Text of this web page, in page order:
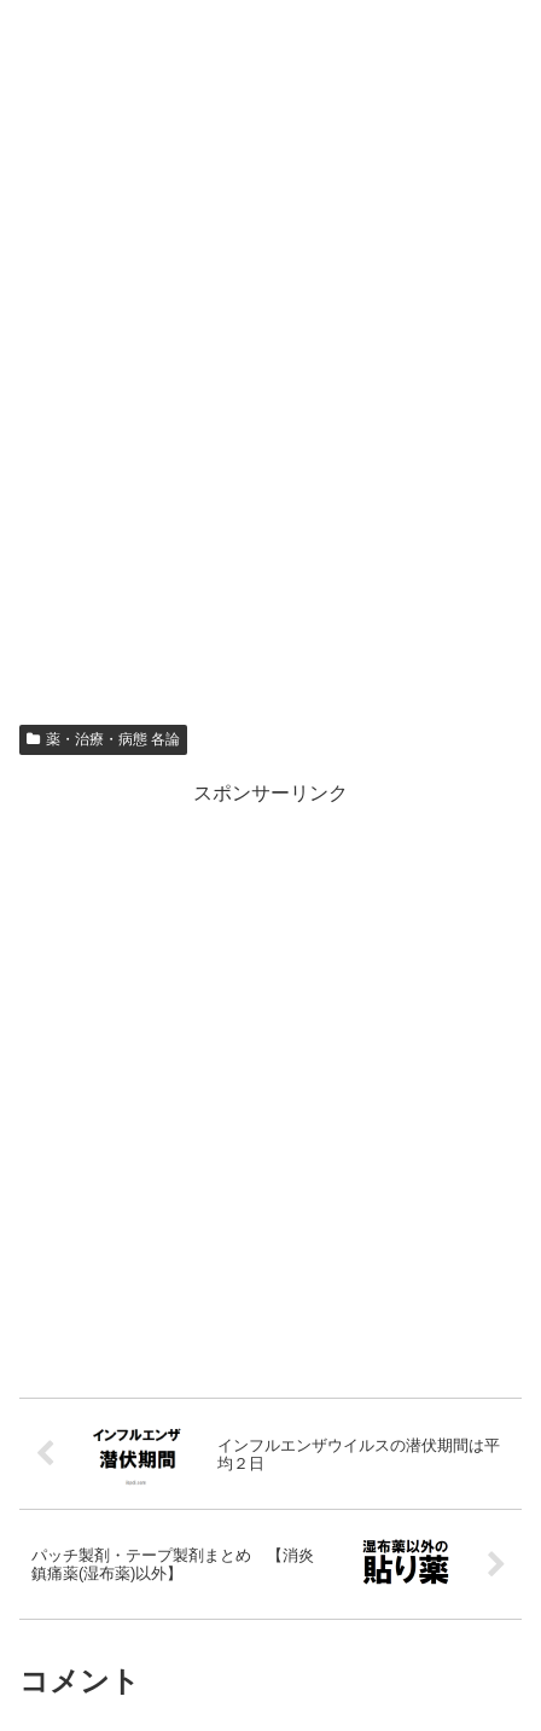
薬・治療・病態 各論
スポンサーリンク
インフルエンザウイルスの潜伏期間は平
均２日
パッチ製剤・テープ製剤まとめ 【消炎
鎮痛薬(湿布薬)以外】
コメント